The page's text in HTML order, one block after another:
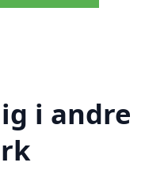
i andre